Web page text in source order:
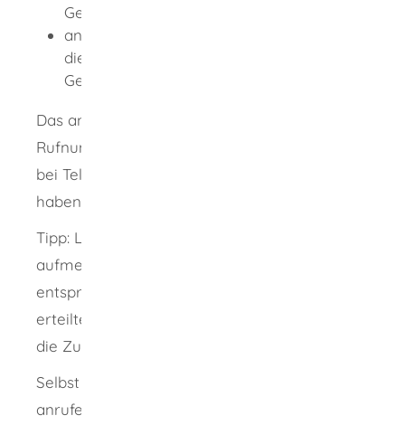
Geschäftsbedingungen versteckt ist oder
an weitere Erklärungen wie zum Beispiel
die Zustimmung zu einer telefonischen
Gewinnbenachrichtigung gekoppelt ist.
Das anrufende Unternehmen darf seine
Rufnummer nicht unterdrücken. Das gilt auch
bei Telefonwerbung, in die Sie eingewilligt
haben.
Tipp: Lesen Sie das Kleingedruckte
aufmerksam und streichen Sie
entsprechende Textstellen durch. Eine
erteilte Einwilligung können Sie jederzeit für
die Zukunft widerrufen.
Selbst wenn zwischen Ihnen und dem
anrufenden Unternehmen ein